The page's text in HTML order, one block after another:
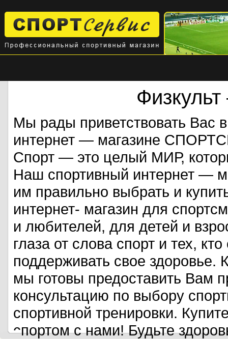
Мы рады приветствовать Вас
интернет — магазине
Спорт — это целый МИР,
Наш спортивный интернет —
им правильно выбрать и
интернет- магазин для
и любителей, для детей и
глаза от слова спорт и тех,
поддерживать свое
мы готовы предоставить Вам
консультацию по выбору
спортивной тренировки.
спортом с нами! Будьте